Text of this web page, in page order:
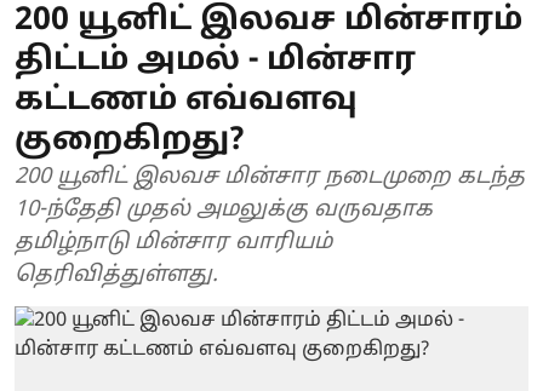
200 யூனிட் இலவச மின்சாரம்
திட்டம் அமல் - மின்சார
கட்டணம் எவ்வளவு
குறைகிறது?
200 யூனிட் இலவச மின்சார நடைமுறை கடந்த
10-ந்தேதி முதல் அமலுக்கு வருவதாக
தமிழ்நாடு மின்சார வாரியம்
தெரிவித்துள்ளது.